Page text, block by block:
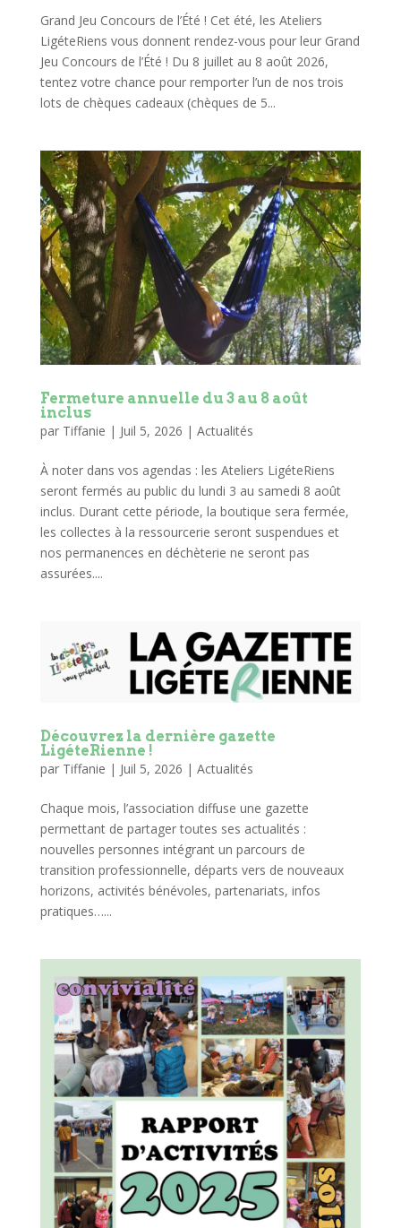
Grand Jeu Concours de l’Été ! Cet été, les Ateliers
LigéteRiens vous donnent rendez-vous pour leur Grand
Jeu Concours de l’Été ! Du 8 juillet au 8 août 2026,
tentez votre chance pour remporter l’un de nos trois
lots de chèques cadeaux (chèques de 5...
Fermeture annuelle du 3 au 8 août
inclus
par Tiffanie | Juil 5, 2026 | Actualités
À noter dans vos agendas : les Ateliers LigéteRiens
seront fermés au public du lundi 3 au samedi 8 août
inclus. Durant cette période, la boutique sera fermée,
les collectes à la ressourcerie seront suspendues et
nos permanences en déchèterie ne seront pas
assurées....
Découvrez la dernière gazette
LigéteRienne !
par Tiffanie | Juil 5, 2026 | Actualités
Chaque mois, l’association diffuse une gazette
permettant de partager toutes ses actualités :
nouvelles personnes intégrant un parcours de
transition professionnelle, départs vers de nouveaux
horizons, activités bénévoles, partenariats, infos
pratiques…...